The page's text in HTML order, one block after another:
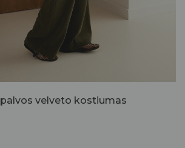
velveto kostiumas